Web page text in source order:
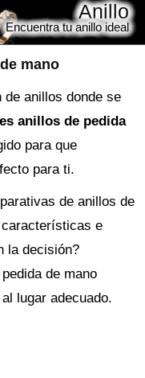
mano
Anillo
Encuentra tu anillo ideal
anillos donde se
anillos de pedida
para que
para ti.
de anillos de
e
la decisión?
de mano
lugar adecuado.